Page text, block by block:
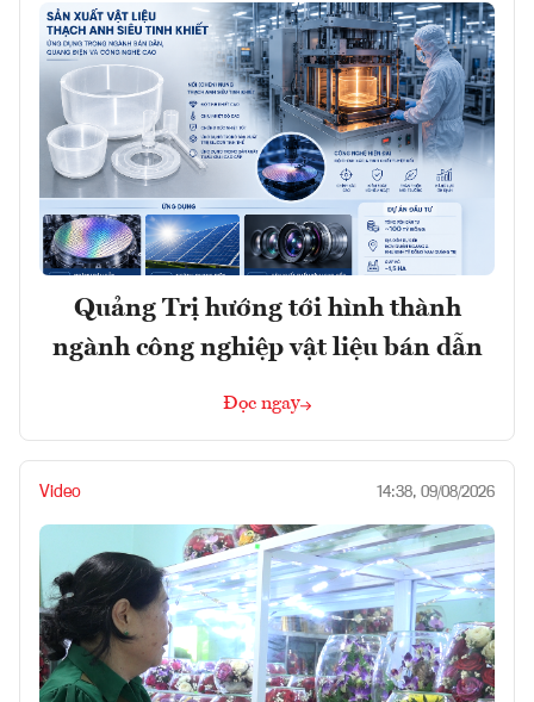
Quảng Trị hướng tới hình thành
ngành công nghiệp vật liệu bán dẫn
Đọc ngay
Video 14:38, 09/08/2026